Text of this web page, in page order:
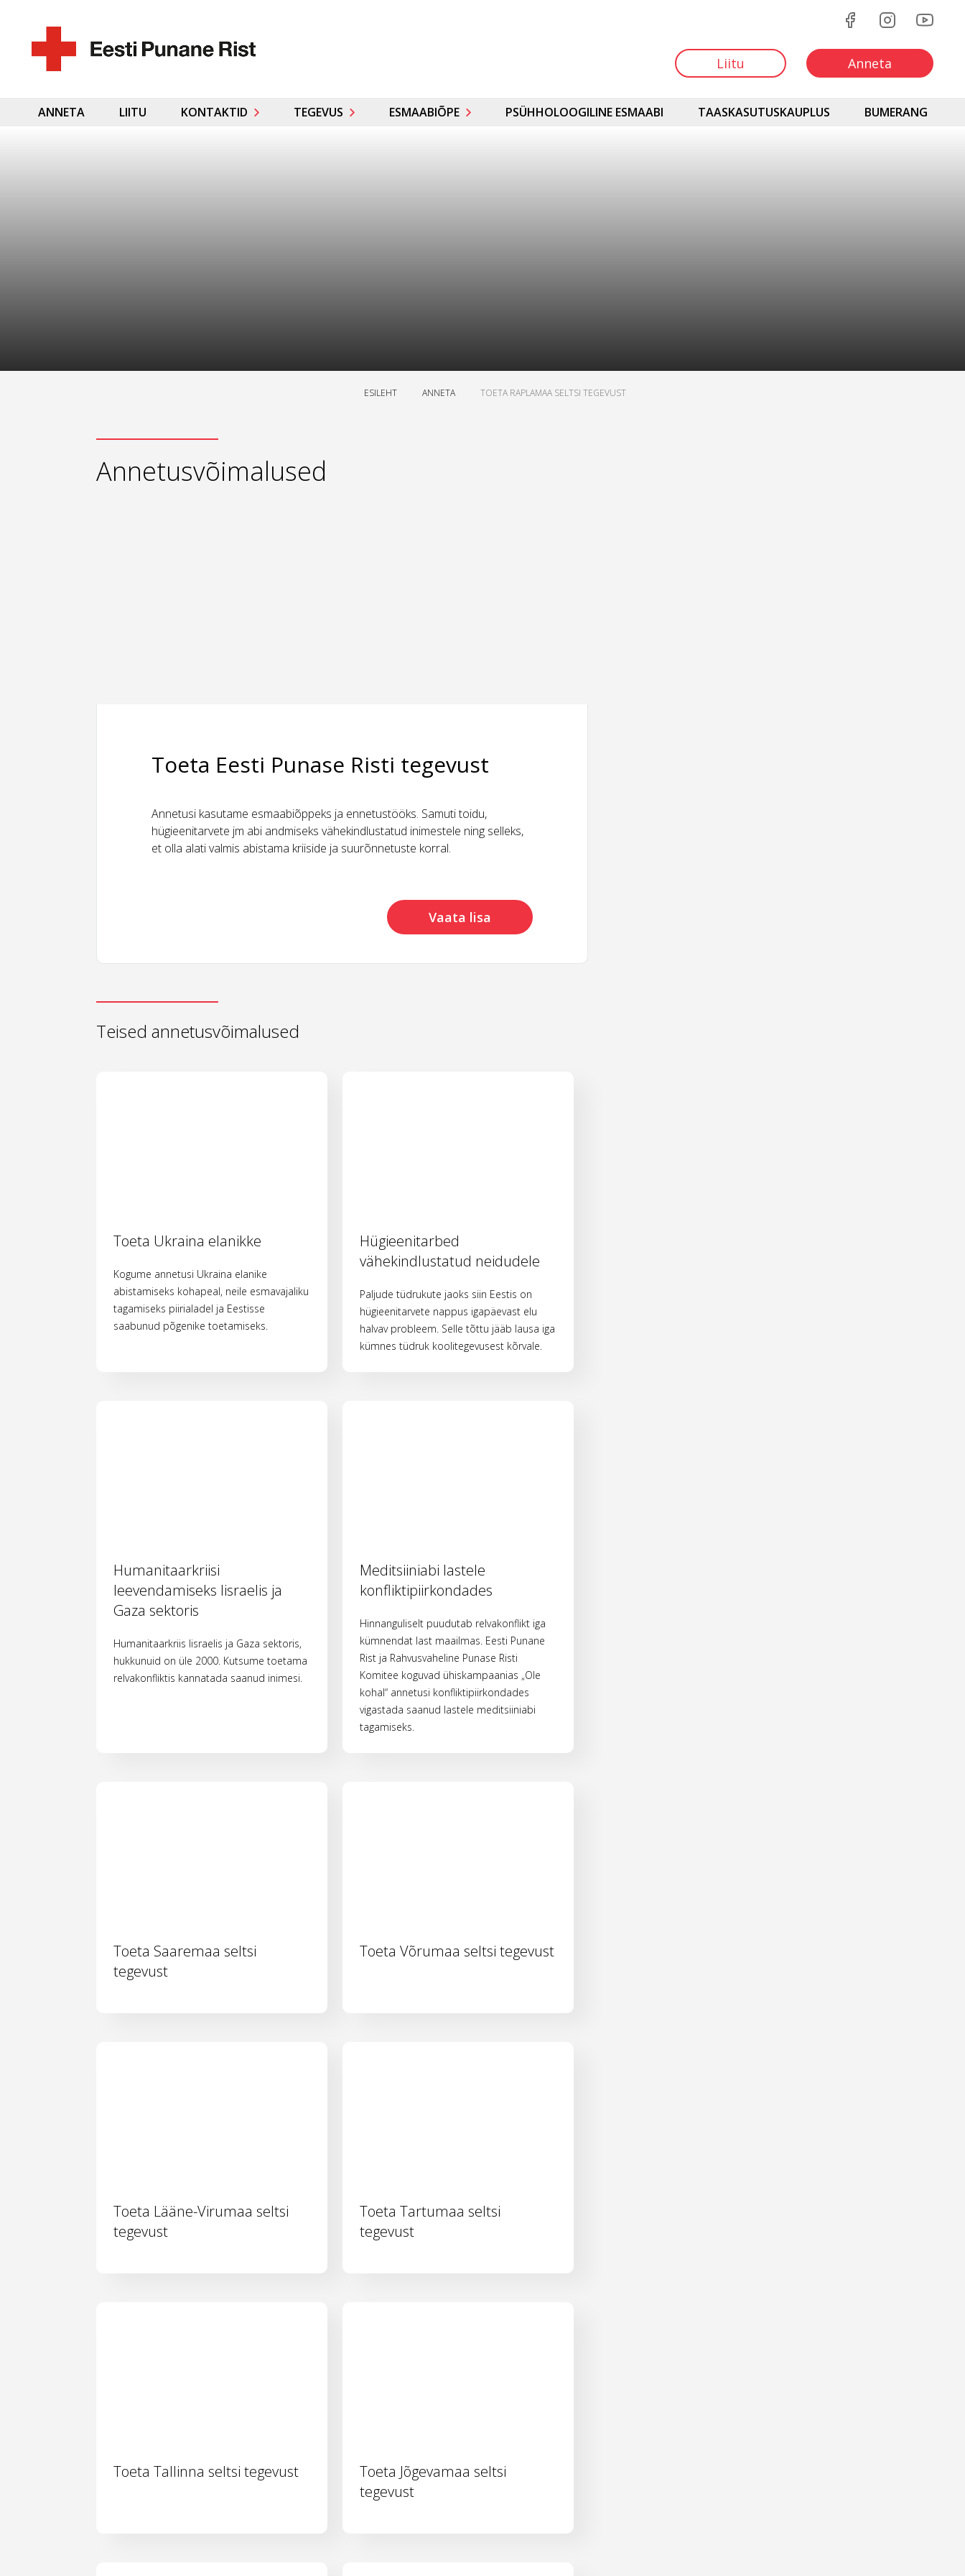
Liitu Anneta
ANNETA LIITU KONTAKTID TEGEVUS ESMAABIÕPE PSÜHHOLOOGILINE ESMAABI TAASKASUTUSKAUPLUS BUMERANG
ESILEHT ANNETA TOETA RAPLAMAA SELTSI TEGEVUST
Annetusvõimalused
Toeta Eesti Punase Risti tegevust
Annetusi kasutame esmaabiõppeks ja ennetustööks. Samuti toidu,
hügieenitarvete jm abi andmiseks vähekindlustatud inimestele ning selleks,
et olla alati valmis abistama kriiside ja suurõnnetuste korral.
Vaata lisa
Teised annetusvõimalused
Toeta Ukraina elanikke
Kogume annetusi Ukraina elanike
abistamiseks kohapeal, neile esmavajaliku
tagamiseks piirialadel ja Eestisse
saabunud põgenike toetamiseks.
Hügieenitarbed
vähekindlustatud neidudele
Paljude tüdrukute jaoks siin Eestis on
hügieenitarvete nappus igapäevast elu
halvav probleem. Selle tõttu jääb lausa iga
kümnes tüdruk koolitegevusest kõrvale.
Humanitaarkriisi
leevendamiseks Iisraelis ja
Gaza sektoris
Humanitaarkriis Iisraelis ja Gaza sektoris,
hukkunuid on üle 2000. Kutsume toetama
relvakonfliktis kannatada saanud inimesi.
Meditsiiniabi lastele
konfliktipiirkondades
Hinnanguliselt puudutab relvakonflikt iga
kümnendat last maailmas. Eesti Punane
Rist ja Rahvusvaheline Punase Risti
Komitee koguvad ühiskampaanias „Ole
kohal“ annetusi konfliktipiirkondades
vigastada saanud lastele meditsiiniabi
tagamiseks.
Toeta Saaremaa seltsi
tegevust
Toeta Võrumaa seltsi tegevust
Toeta Lääne-Virumaa seltsi
tegevust
Toeta Tartumaa seltsi
tegevust
Toeta Tallinna seltsi tegevust
Toeta Jõgevamaa seltsi
tegevust